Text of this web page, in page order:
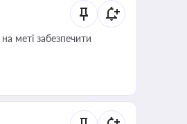
меті забезпечити